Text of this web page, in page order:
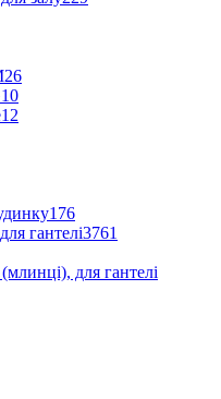
26
10
12
176
гантелі3761
для гантелі